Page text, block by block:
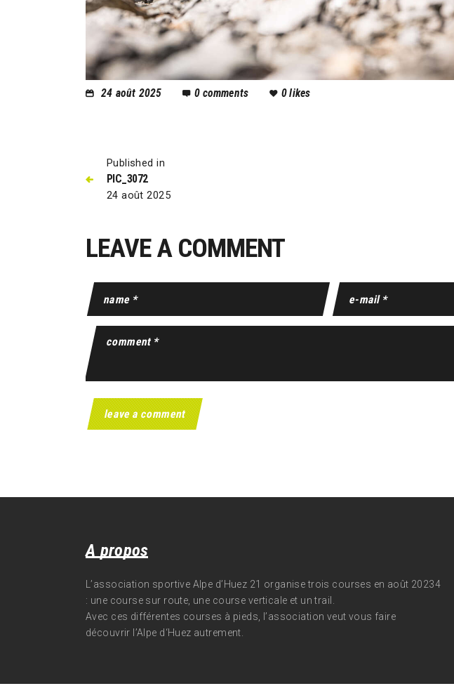
24 août 2025 0 comments 0likes
Published in
PIC_3072
24 août 2025
LEAVE A COMMENT
A propos
L’association sportive Alpe d’Huez 21 organise trois courses en août 20234
: une course sur route, une course verticale et un trail.
Avec ces différentes courses à pieds, l’association veut vous faire
découvrir l’Alpe d‘Huez autrement.